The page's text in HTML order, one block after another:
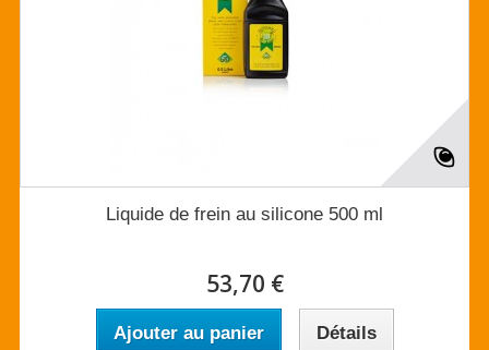
Liquide de frein au silicone 500 ml
53,70 €
Ajouter au panier Détails